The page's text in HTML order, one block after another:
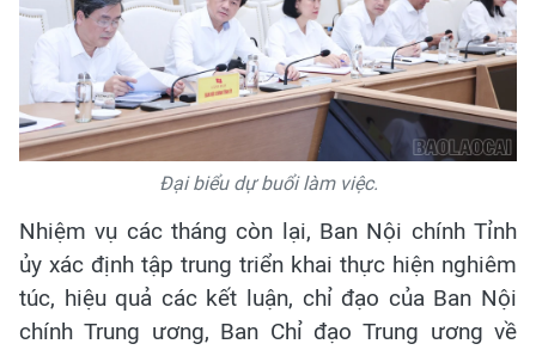
Đại biểu dự buổi làm việc.
Nhiệm vụ các tháng còn lại, Ban Nội chính Tỉnh
ủy xác định tập trung triển khai thực hiện nghiêm
túc, hiệu quả các kết luận, chỉ đạo của Ban Nội
chính Trung ương, Ban Chỉ đạo Trung ương về